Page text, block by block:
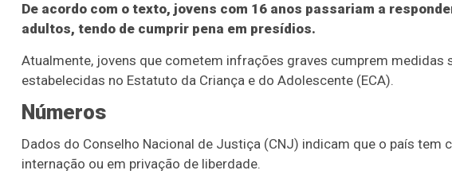
De acordo com o texto, jovens com 16 anos passariam a
adultos, tendo de cumprir pena em presídios.
Atualmente, jovens que cometem infrações graves cumprem
estabelecidas no Estatuto da Criança e do Adolescente (ECA).
Números
Dados do Conselho Nacional de Justiça (CNJ) indicam que o país tem
internação ou em privação de liberdade.